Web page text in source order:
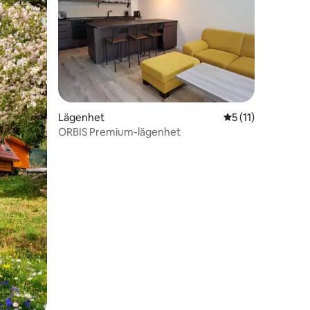
Lägenhet 5 av 5 i
5 (11)
ORBIS Premium-lägenhet